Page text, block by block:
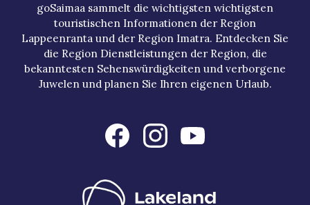
goSaimaa sammelt die wichtigsten wichtigsten
touristischen Informationen der Region
Lappeenranta und der Region Imatra. Entdecken Sie
die Region Dienstleistungen der Region, die
bekanntesten Sehenswürdigkeiten und verborgene
Juwelen und planen Sie Ihren eigenen Urlaub.